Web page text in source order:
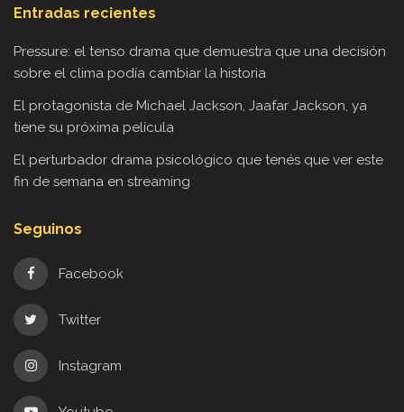
Entradas recientes
Pressure: el tenso drama que demuestra que una decisión
sobre el clima podía cambiar la historia
El protagonista de Michael Jackson, Jaafar Jackson, ya
tiene su próxima película
El perturbador drama psicológico que tenés que ver este
fin de semana en streaming
Seguinos
Facebook
Twitter
Instagram